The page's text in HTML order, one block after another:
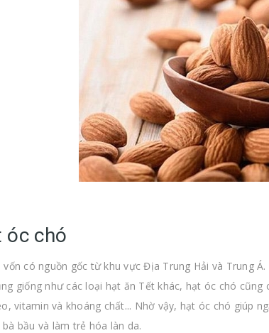
óc chó
vốn có nguồn gốc từ khu vực Địa Trung Hải và Trung
giống như các loại hạt ăn Tết khác, hạt óc chó
vitamin và khoáng chất... Nhờ vậy, hạt óc chó giúp
bầu và làm trẻ hóa làn da.